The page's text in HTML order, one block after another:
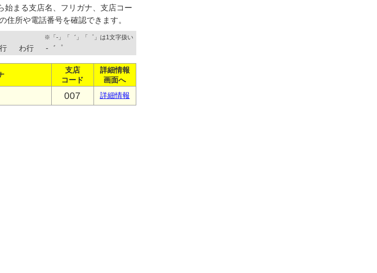
始まる支店名、フリガナ、支店コー
住所や電話番号を確認できます。
※「-」「゛」「゜」は1文字扱い
わ行 -゛゜
支店
コード
詳細情報
画面へ
007 詳細情報